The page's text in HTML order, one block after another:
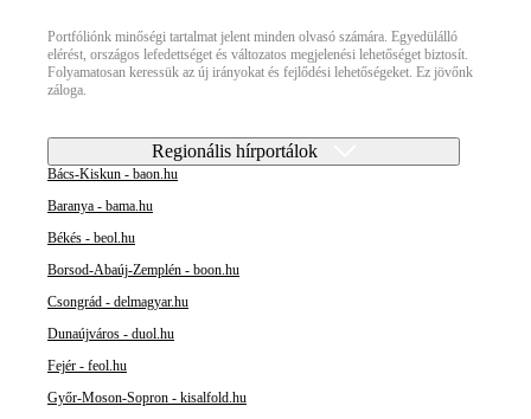
Portfóliónk minőségi tartalmat jelent minden olvasó számára. Egyedülálló
elérést, országos lefedettséget és változatos megjelenési lehetőséget biztosít.
Folyamatosan keressük az új irányokat és fejlődési lehetőségeket. Ez jövőnk
záloga.
Regionális hírportálok
Bács-Kiskun - baon.hu
Baranya - bama.hu
Békés - beol.hu
Borsod-Abaúj-Zemplén - boon.hu
Csongrád - delmagyar.hu
Dunaújváros - duol.hu
Fejér - feol.hu
Győr-Moson-Sopron - kisalfold.hu